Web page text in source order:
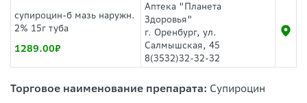
супироцин-б мазь наружн.
2% 15г туба
1289.00
Аптека "Планета
Здоровья"
г. Оренбург, ул.
Салмышская, 45
8(3532)32-32-32
Торговое наименование препарата: Супироцин